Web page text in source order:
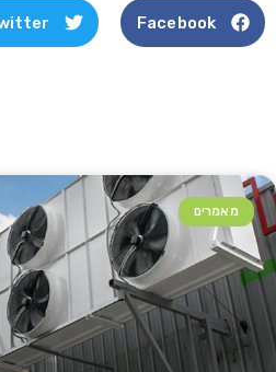
Facebook
מאמרים